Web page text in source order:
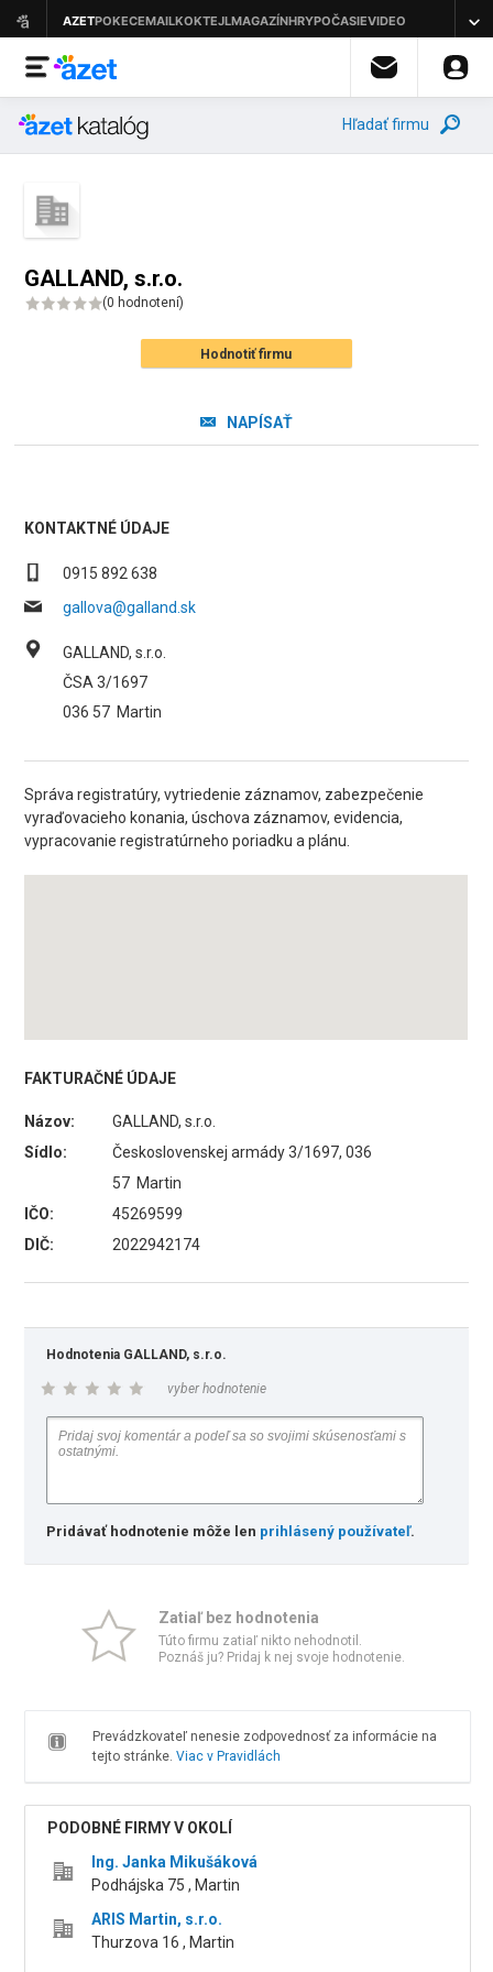
Hľadať firmu
GALLAND, s.r.o.
(0 hodnotení)
Hodnotiť firmu
NAPÍSAŤ
KONTAKTNÉ ÚDAJE
0915 892 638
gallova@galland.sk
GALLAND, s.r.o.
ČSA 3/1697
036 57 Martin
Správa registratúry, vytriedenie záznamov, zabezpečenie
vyraďovacieho konania, úschova záznamov, evidencia,
vypracovanie registratúrneho poriadku a plánu.
FAKTURAČNÉ ÚDAJE
Názov:
GALLAND, s.r.o.
Sídlo:
Československej armády 3/1697, 036
57 Martin
IČO:
45269599
DIČ:
2022942174
Hodnotenia GALLAND, s.r.o.
vyber hodnotenie
Pridávať hodnotenie môže len prihlásený používateľ.
Zatiaľ bez hodnotenia
Túto firmu zatiaľ nikto nehodnotil.
Poznáš ju? Pridaj k nej svoje hodnotenie.
Prevádzkovateľ nenesie zodpovednosť za informácie na
tejto stránke. Viac v Pravidlách
PODOBNÉ FIRMY V OKOLÍ
Ing. Janka Mikušáková
Podhájska 75 , Martin
ARIS Martin, s.r.o.
Thurzova 16 , Martin